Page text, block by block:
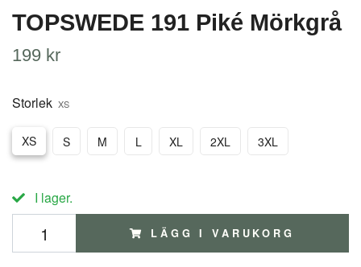
TOPSWEDE 191 Piké Mörkgrå
199 kr
Storlek XS
XS S M L XL 2XL 3XL
I lager.
LÄGG I VARUKORG